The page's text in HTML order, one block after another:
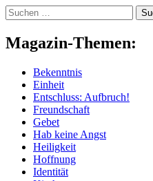
Skip
to
content
Suchen
nach:
Magazin-Themen:
Bekenntnis
Einheit
Entschluss: Aufbruch!
Freundschaft
Gebet
Hab keine Angst
Heiligkeit
Hoffnung
Identität